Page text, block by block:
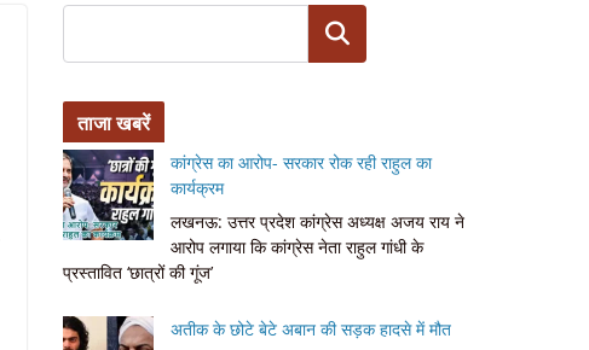
Search
ताजा खबरें
कांग्रेस का आरोप- सरकार रोक रही राहुल का
कार्यक्रम
लखनऊ: उत्तर प्रदेश कांग्रेस अध्यक्ष अजय राय ने
आरोप लगाया कि कांग्रेस नेता राहुल गांधी के
प्रस्तावित ‘छात्रों की गूंज’
अतीक के छोटे बेटे अबान की सड़क हादसे में मौत